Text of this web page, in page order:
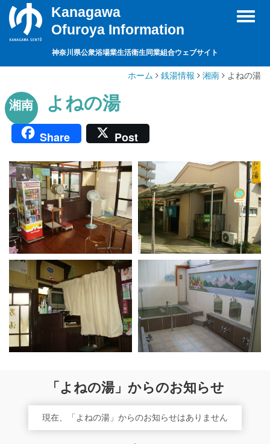
Toggle
Kanagawa
Ofuroya Information
神奈川県公衆浴場業生活衛生同業組合ウェブサイト
ホーム 銭湯情報 湘南 よねの湯
湘南よねの湯
Share Post
「よねの湯」からのお知らせ
現在、「よねの湯」からのお知らせはありません